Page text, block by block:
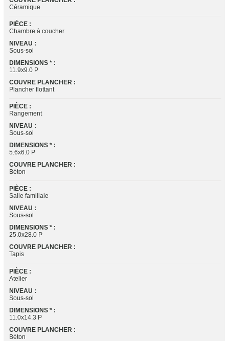
Céramique
PIÈCE :
Chambre à coucher
NIVEAU :
Sous-sol
DIMENSIONS * :
11.9x9.0 P
COUVRE PLANCHER :
Plancher flottant
PIÈCE :
Rangement
NIVEAU :
Sous-sol
DIMENSIONS * :
5.6x6.0 P
COUVRE PLANCHER :
Béton
PIÈCE :
Salle familiale
NIVEAU :
Sous-sol
DIMENSIONS * :
25.0x28.0 P
COUVRE PLANCHER :
Tapis
PIÈCE :
Atelier
NIVEAU :
Sous-sol
DIMENSIONS * :
11.0x14.3 P
COUVRE PLANCHER :
Béton